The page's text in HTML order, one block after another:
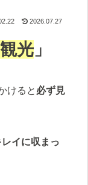
2026.07.27
光」
けると 必ず見
イに収まっ